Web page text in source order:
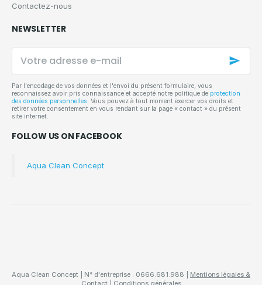
Contactez-nous
NEWSLETTER
Votre
adresse
e-
mail
Par l'encodage de vos données et l'envoi du présent formulaire, vous
reconnaissez avoir pris connaissance et accepté notre politique de protection
des données personnelles. Vous pouvez à tout moment exercer vos droits et
retirer votre consentement en vous rendant sur la page « contact » du présent
site internet.
FOLLOW US ON FACEBOOK
Aqua Clean Concept
Aqua Clean Concept | N° d'entreprise : 0666.681.988 | Mentions légales &
Contact
Conditions générales